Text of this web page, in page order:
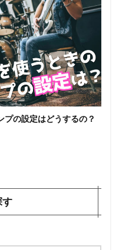
プの設定はどうするの？
す